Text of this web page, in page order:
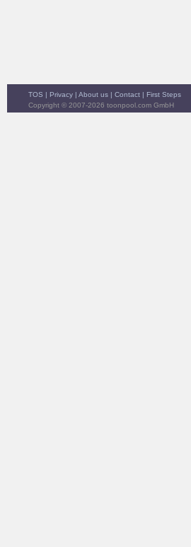
TOS | Privacy | About us | Contact | First Steps
Copyright © 2007-2026 toonpool.com GmbH